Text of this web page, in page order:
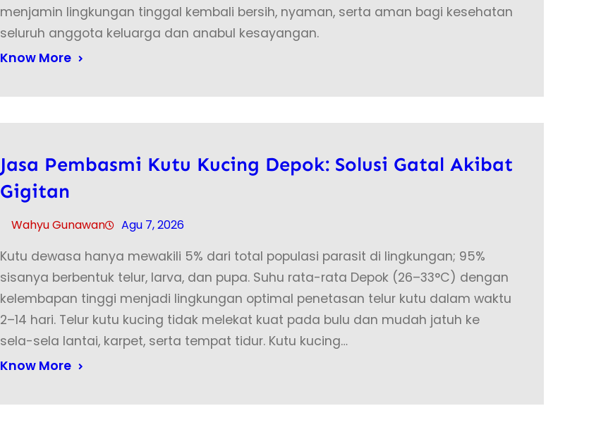
menjamin lingkungan tinggal kembali bersih, nyaman, serta aman bagi kesehatan
seluruh anggota keluarga dan anabul kesayangan.
Know More
Jasa Pembasmi Kutu Kucing Depok: Solusi Gatal Akibat
Gigitan
Wahyu Gunawan Agu 7, 2026
Kutu dewasa hanya mewakili 5% dari total populasi parasit di lingkungan; 95%
sisanya berbentuk telur, larva, dan pupa. Suhu rata-rata Depok (26–33°C) dengan
kelembapan tinggi menjadi lingkungan optimal penetasan telur kutu dalam waktu
2–14 hari. Telur kutu kucing tidak melekat kuat pada bulu dan mudah jatuh ke
sela-sela lantai, karpet, serta tempat tidur. Kutu kucing…
Know More